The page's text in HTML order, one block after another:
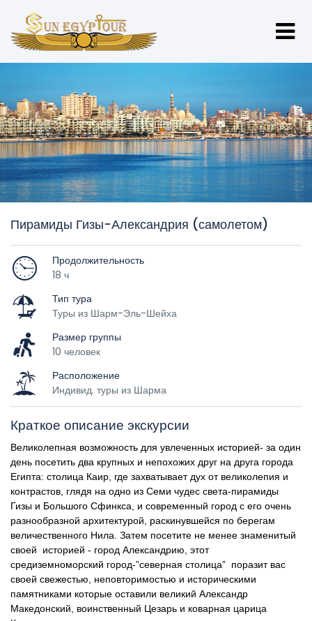
Пирамиды Гизы-Александрия (самолетом)
Продолжительность
18 ч
Тип тура
Туры из Шарм-Эль-Шейха
Размер группы
10 человек
Расположение
Индивид. туры из Шарма
Краткое описание экскурсии
Великолепная возможность для увлеченных историей- за один
день посетить два крупных и непохожих друг на друга города
Египта: столица Каир, где захватывает дух от великолепия и
контрастов, глядя на одно из Семи чудес света-пирамиды
Гизы и Большого Сфинкса, и современный город с его очень
разнообразной архитектурой, раскинувшейся по берегам
величественного Нила. Затем посетите не менее знаменитый
своей историей - город Александрию, этот
средиземноморский город-”северная столица” поразит вас
своей свежестью, неповторимостью и историческими
памятниками которые оставили великий Александр
Македонский, воинственный Цезарь и коварная царица